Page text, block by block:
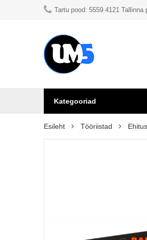
Tartu pood: 5559 4121 Tallinna
Kategooriad
Esileht Tööriistad